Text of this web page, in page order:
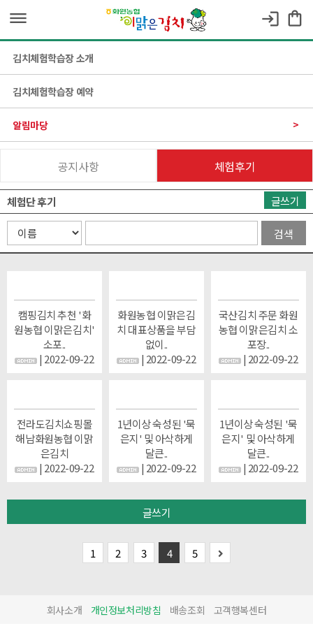
dehaze login shopping_bag
김치체험학습장 소개
김치체험학습장 예약
알림마당
공지사항 체험후기
체험단 후기 글쓰기
검색
캠핑김치 추천 '화
원농협 이맑은김치'
소포..
| 2022-09-22
화원농협 이맑은김
치 대표상품을 부담
없이..
| 2022-09-22
국산김치 주문 화원
농협 이맑은김치 소
포장..
| 2022-09-22
전라도김치쇼핑몰
해남화원농협 이맑
은김치
| 2022-09-22
1년이상 숙성된 '묵
은지' 및 아삭하게
달큰..
| 2022-09-22
1년이상 숙성된 '묵
은지' 및 아삭하게
달큰..
| 2022-09-22
글쓰기
1 2 3 4 5
회사소개 개인정보처리방침 배송조회 고객행복센터